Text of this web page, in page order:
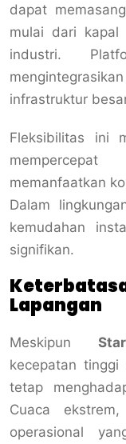
dapat
mulai dari kapal
industri.
infrastruktur
Fleksibilitas ini
memanfaatkan
Dalam
kemudahan
signifikan.
Lapangan
Meskipun
kecepatan
tetap
Cuaca
operasional